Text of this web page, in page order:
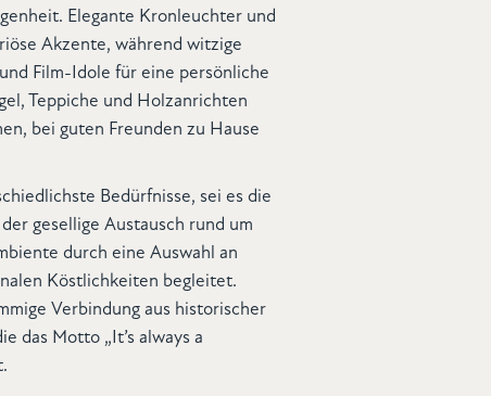
Elegante Kronleuchter und
Akzente, während witzige
Film-Idole für eine persönliche
Teppiche und Holzanrichten
bei guten Freunden zu Hause
Bedürfnisse, sei es die
gesellige Austausch rund um
durch eine Auswahl an
Köstlichkeiten begleitet.
Verbindung aus historischer
das Motto „It’s always a